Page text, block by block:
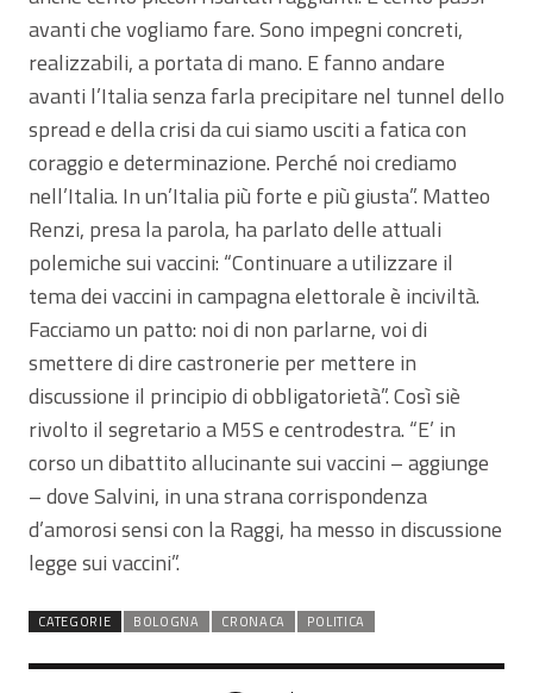
avanti che vogliamo fare. Sono impegni concreti,
realizzabili, a portata di mano. E fanno andare
avanti l’Italia senza farla precipitare nel tunnel dello
spread e della crisi da cui siamo usciti a fatica con
coraggio e determinazione. Perché noi crediamo
nell’Italia. In un’Italia più forte e più giusta”. Matteo
Renzi, presa la parola, ha parlato delle attuali
polemiche sui vaccini: “Continuare a utilizzare il
tema dei vaccini in campagna elettorale è inciviltà.
Facciamo un patto: noi di non parlarne, voi di
smettere di dire castronerie per mettere in
discussione il principio di obbligatorietà”. Così siè
rivolto il segretario a M5S e centrodestra. “E’ in
corso un dibattito allucinante sui vaccini – aggiunge
– dove Salvini, in una strana corrispondenza
d’amorosi sensi con la Raggi, ha messo in discussione
legge sui vaccini”.
CATEGORIE BOLOGNA CRONACA POLITICA